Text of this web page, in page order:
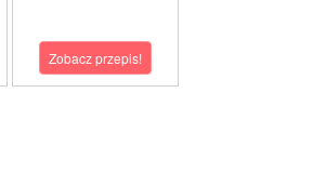
Zobacz przepis!